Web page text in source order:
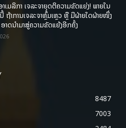
ເມລິກາ ເຈລະຈາຍຸດຕິຄວາມຂັດແຍ່ງ! ພາຍໃນ
ຖ້າການເຈລະຈາຫຼົ້ມເຫຼວ ຫຼື ມີຝ່າຍໃດຝ່າຍໜຶ່ງ
າດນໍາມາສູ່ຄວາມຂັດແຍ້ງອີກຄັ້ງ
8487
7003